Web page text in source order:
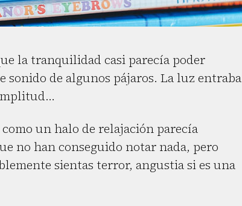
la tranquilidad casi parecía poder
sonido de algunos pájaros. La luz entraba
un halo de relajación parecía
no han conseguido notar nada, pero
sientas terror, angustia si es una